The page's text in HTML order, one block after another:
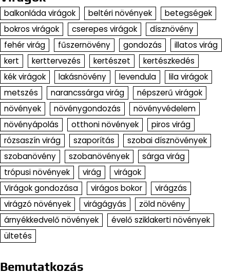
balkonláda virágok beltéri növények
betegségek
bokros virágok
cserepes virágok
dísznövény
fehér virág
fűszernövény gondozás
illatos virág
kert
kerttervezés kertészet
kertészkedés
kék virágok
lakásnövény levendula
lila virágok
metszés
narancssárga virág
népszerű virágok
növények
növénygondozás
növényvédelem
növényápolás
otthoni növények
piros virág
rózsaszín virág
szaporítás
szobai dísznövények
szobanövény
szobanövények
sárga virág
trópusi növények
virág
virágok
Virágok gondozása
virágos bokor
virágzás
virágzó növények
virágágyás
zöld növény
árnyékkedvelő növények
évelő sziklakerti növények
ültetés
Bemutatkozás